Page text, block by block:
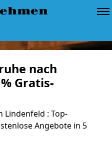
nach
Gratis-
Lindenfeld : Top-
Angebote in 5